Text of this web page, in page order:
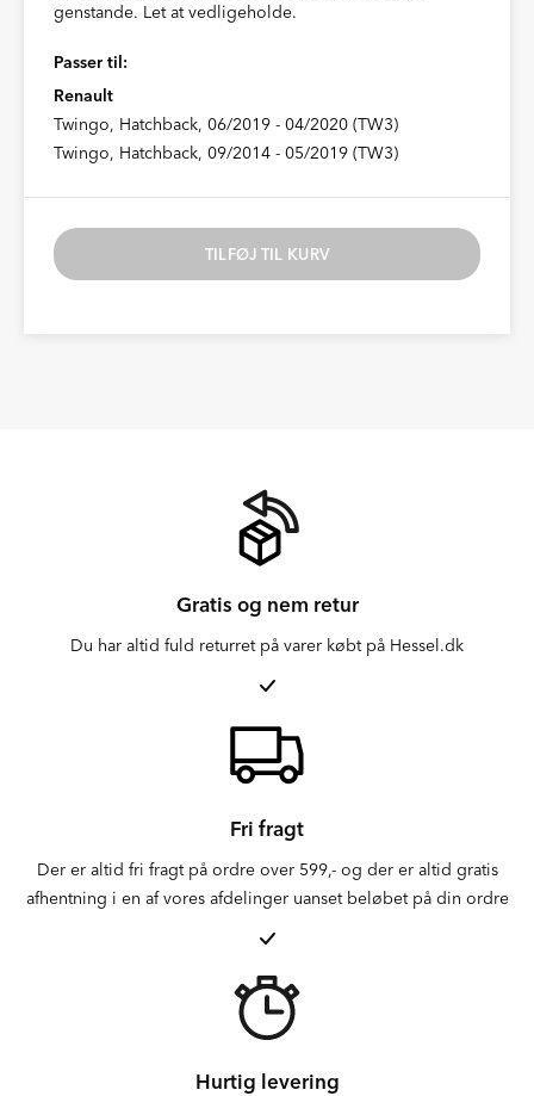
genstande. Let at vedligeholde.
Passer til:
Renault
Twingo, Hatchback, 06/2019 - 04/2020 (TW3)
Twingo, Hatchback, 09/2014 - 05/2019 (TW3)
TILFØJ TIL KURV
Gratis og nem retur
Du har altid fuld returret på varer købt på Hessel.dk
Fri fragt
Der er altid fri fragt på ordre over 599,- og der er altid gratis
afhentning i en af vores afdelinger uanset beløbet på din ordre
Hurtig levering